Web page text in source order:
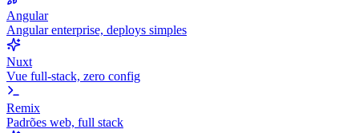
Angular
Angular enterprise, deploys simples
Nuxt
Vue full-stack, zero config
Remix
Padrões web, full stack